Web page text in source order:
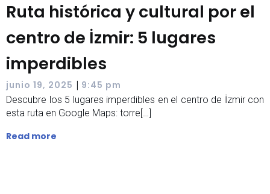
Ruta histórica y cultural por el
centro de İzmir: 5 lugares
imperdibles
junio 19, 2025 | 9:45 pm
Descubre los 5 lugares imperdibles en el centro de İzmir con
esta ruta en Google Maps: torre[…]
Read more